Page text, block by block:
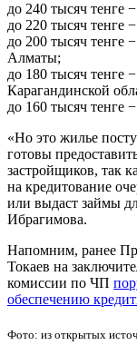
до 240 тысяч тенге
до 220 тысяч тенге
до 200 тысяч тенге
Алматы;
до 180 тысяч тенге
Карагандинской
до 160 тысяч тенге
«Но это жилье
готовы
застройщиков, так
на кредитование
или выдаст займы
Ибрагимова.
Напомним, ранее
Токаев на
комиссии по ЧП
обеспечению
Фото: из открытых